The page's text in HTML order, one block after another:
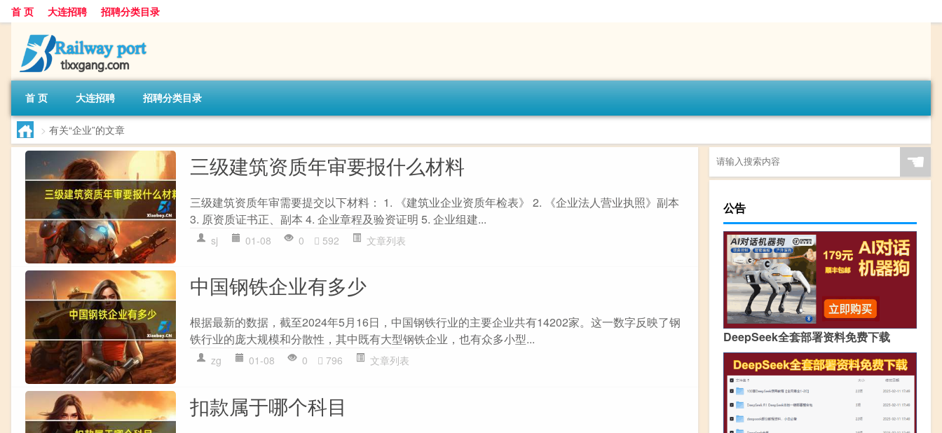
首 页 大连招聘 招聘分类目录
首 页 大连招聘 招聘分类目录
> 有关“企业”的文章
三级建筑资质年审要报什么材料
三级建筑资质年审需要提交以下材料： 1. 《建筑业企业资质年检表》 2. 《企业法人营业执照》副本
3. 原资质证书正、副本 4. 企业章程及验资证明 5. 企业组建...
sj 01-08 0 592 文章列表
中国钢铁企业有多少
根据最新的数据，截至2024年5月16日，中国钢铁行业的主要企业共有14202家。这一数字反映了钢
铁行业的庞大规模和分散性，其中既有大型钢铁企业，也有众多小型...
zg 01-08 0 796 文章列表
扣款属于哪个科目
☚
公告
DeepSeek全套部署资料免费下载